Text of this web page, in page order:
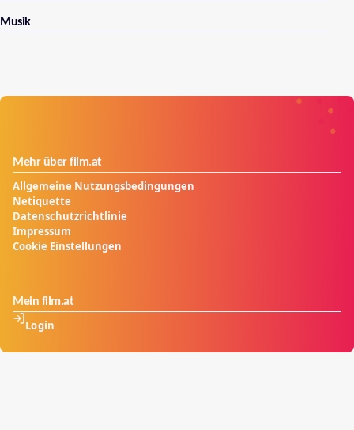
Niebaum und dessen Sekretärin. Als Führer der
er nur einem Fremden trauen kann. Die zwei beginnen
Musik
Mehr über film.at
Allgemeine Nutzungsbedingungen
Netiquette
Datenschutzrichtlinie
Impressum
Cookie Einstellungen
Mein film.at
Login